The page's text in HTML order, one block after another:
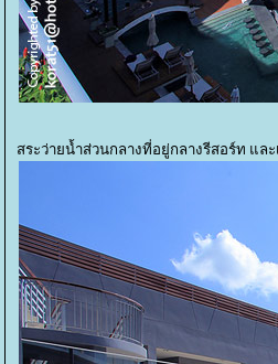
สระว่ายน้ำส่วนกลางที่อยู่กลางรีสอร์ท และ